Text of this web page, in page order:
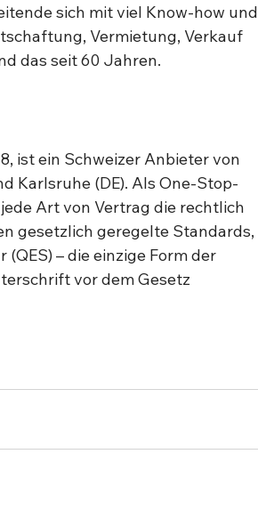
sich mit viel Know-how und
Vermietung, Verkauf
das seit 60 Jahren.
ist ein Schweizer Anbieter von
Karlsruhe (DE). Als One-Stop-
Art von Vertrag die rechtlich
gesetzlich geregelte Standards,
– die einzige Form der
vor dem Gesetz